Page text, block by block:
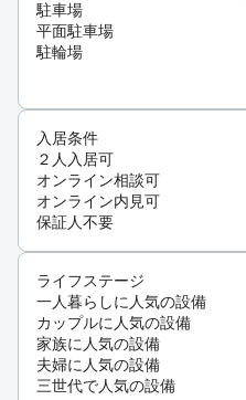
駐車場
平面駐車場
駐輪場
入居条件
２人入居可
オンライン相談可
オンライン内見可
保証人不要
ライフステージ
一人暮らしに人気の設備
カップルに人気の設備
家族に人気の設備
夫婦に人気の設備
三世代で人気の設備